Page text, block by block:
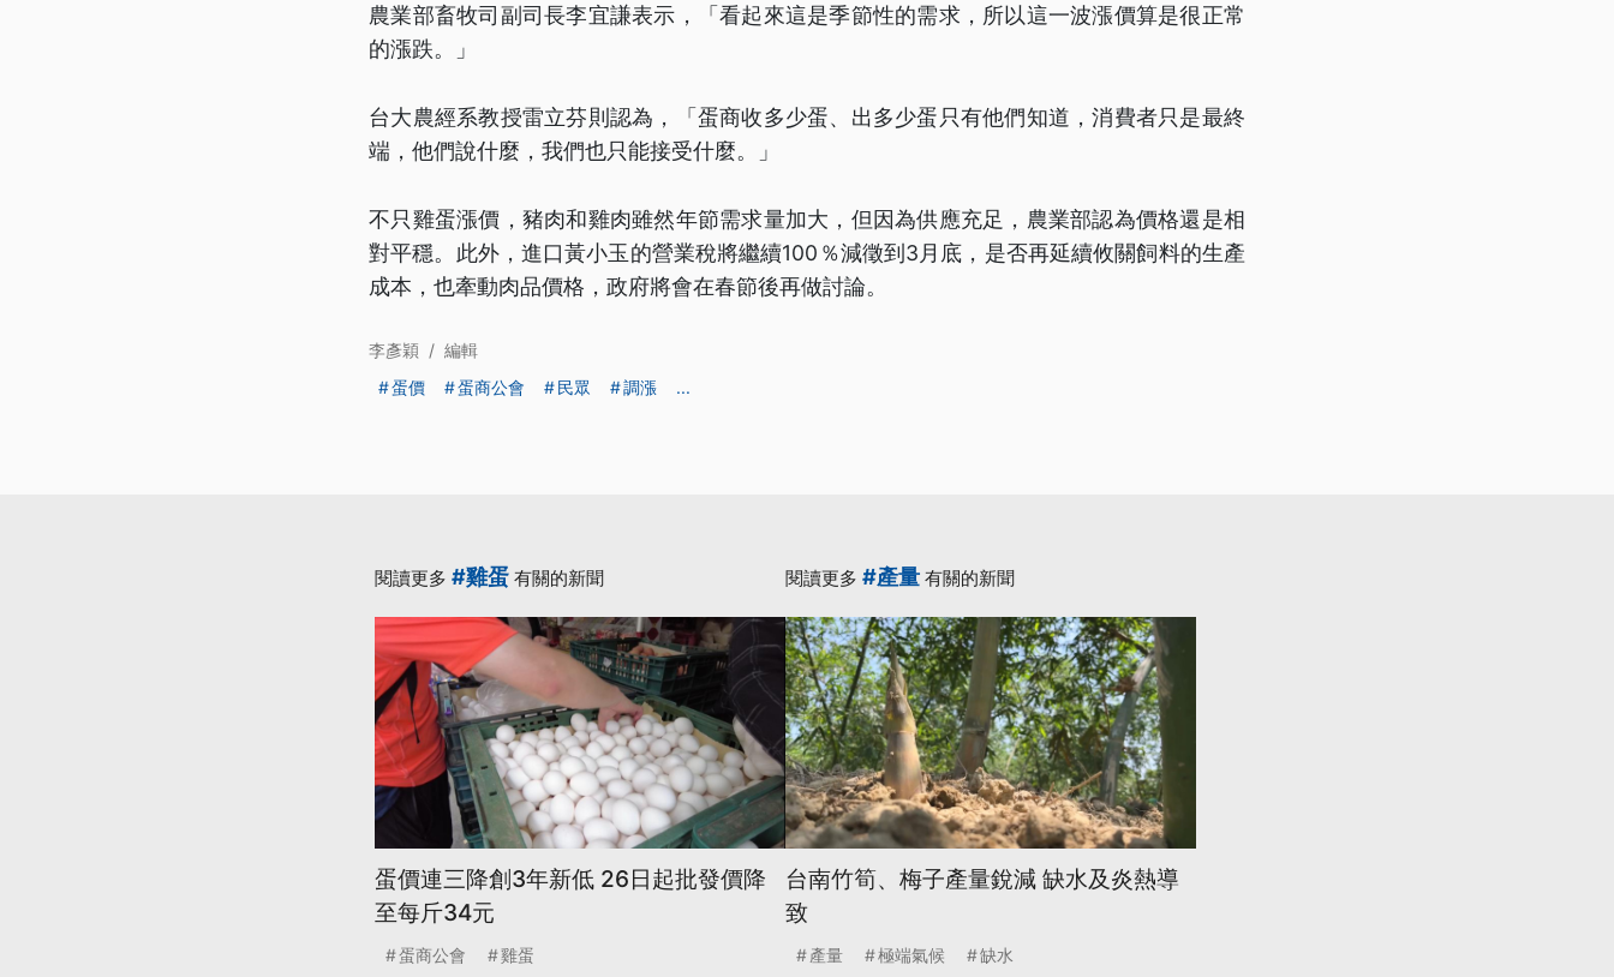
農業部畜牧司副司長李宜謙表示，「看起來這是季節性的需求，所以這一波漲價算是很正常
的漲跌。」
台大農經系教授雷立芬則認為，「蛋商收多少蛋、出多少蛋只有他們知道，消費者只是最終
端，他們說什麼，我們也只能接受什麼。」
不只雞蛋漲價，豬肉和雞肉雖然年節需求量加大，但因為供應充足，農業部認為價格還是相
對平穩。此外，進口黃小玉的營業稅將繼續100％減徵到3月底，是否再延續攸關飼料的生產
成本，也牽動肉品價格，政府將會在春節後再做討論。
李彥穎 / 編輯
蛋價
蛋商公會 民眾 調漲 ...
閱讀更多 #雞蛋 有關的新聞
蛋價連三降創3年新低 26日起批發價降
至每斤34元
蛋商公會 雞蛋
閱讀更多 #產量 有關的新聞
台南竹筍、梅子產量銳減 缺水及炎熱導
致
產量 極端氣候 缺水